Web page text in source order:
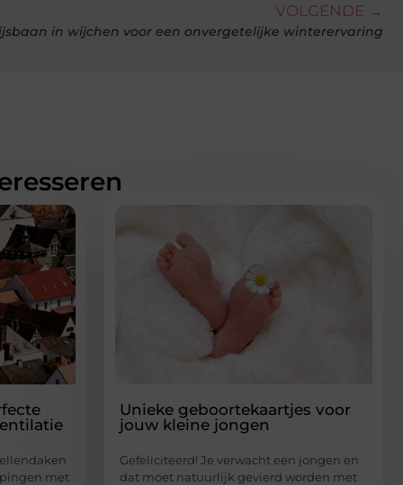
VOLGENDE →
in wijchen voor een onvergetelijke winterervaring
met
Unieke geboortekaartjes voor
jouw kleine jongen
Gefeliciteerd! Je verwacht een jongen en
dat moet natuurlijk gevierd worden met